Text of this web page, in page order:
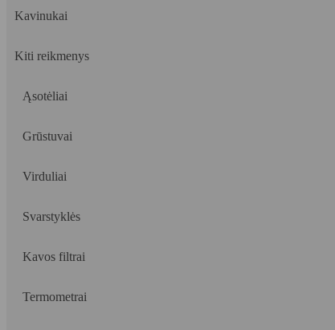
Kavinukai
Kiti reikmenys
Ąsotėliai
Grūstuvai
Virduliai
Svarstyklės
Kavos filtrai
Termometrai